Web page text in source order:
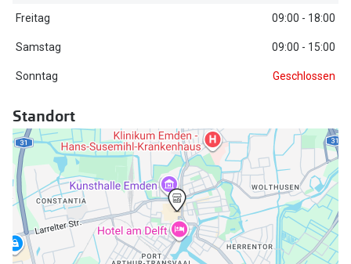
Brillentrends 2026
Glaspakete
Glasveredelungen
Brillenglas Typen
Transitions Gläser
Blaulichtfilter
Stellest®-Brillengläser
Ratgeber
UV-
Alle
Angebote
Brillen 2
Freitag 09:00 - 18:00
Samstag 09:00 - 15:00
Sonntag Geschlossen
Standort